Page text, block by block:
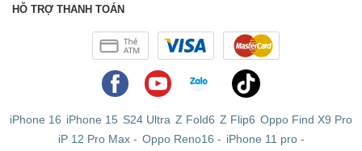
HỖ TRỢ THANH TOÁN
iPhone 16 iPhone 15 S24 Ultra Z Fold6 Z Flip6 Oppo Find X9 Pro
iP 12 Pro Max- Oppo Reno16 - iPhone 11 pro-